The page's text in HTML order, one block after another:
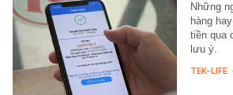
Những
hàng
tiền qua
lưu ý.
TEK-LIFE